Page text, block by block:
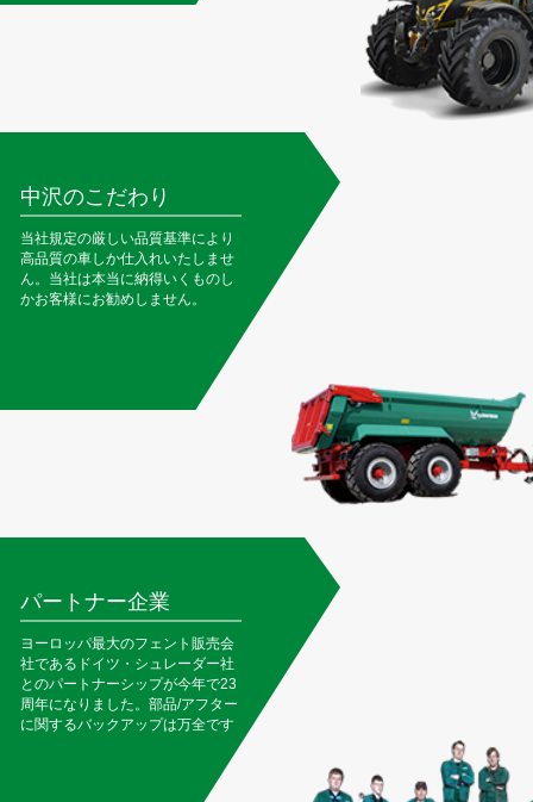
中沢のこだわり
当社規定の厳しい品質基準により
高品質の車しか仕入れいたしませ
ん。当社は本当に納得いくものし
かお客様にお勧めしません。
パートナー企業
ヨーロッパ最大のフェント販売会
社であるドイツ・シュレーダー社
とのパートナーシップが今年で23
周年になりました。部品/アフター
に関するバックアップは万全です